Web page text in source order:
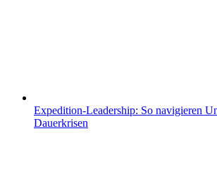
Expedition-Leadership: So navigieren
Dauerkrisen